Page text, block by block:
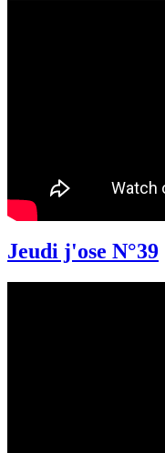
Jeudi j'ose N°39